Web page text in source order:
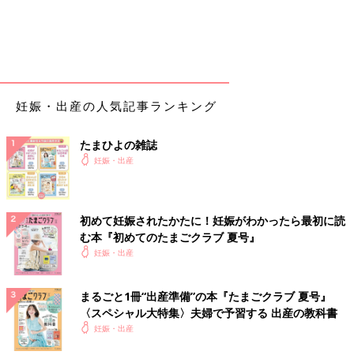
妊娠・出産の人気記事ランキング
たまひよの雑誌
妊娠・出産
初めて妊娠されたかたに！妊娠がわかったら最初に読
む本『初めてのたまごクラブ 夏号』
妊娠・出産
まるごと1冊“出産準備”の本『たまごクラブ 夏号』
〈スペシャル大特集〉夫婦で予習する 出産の教科書
妊娠・出産